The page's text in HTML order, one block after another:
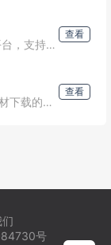
佐糖(PicWish)是一款智能AI图像处理平台，支持在线抠图、去水印、模糊照片变清晰、无损放大、图片裁剪、图片压缩和黑白照片上色等功能，一键就能制作出精美图片，提高图片编辑效率。
查看
潮点视频是一个提供正版可商用视频素材下载的平台。它拥有一个庞大的创意素材库，包括实拍视频、视频模板、图片和配乐等多种类型的素材。素材库内容实拍视频：超过50万+的视频素材视频模板：超过80万
查看
号